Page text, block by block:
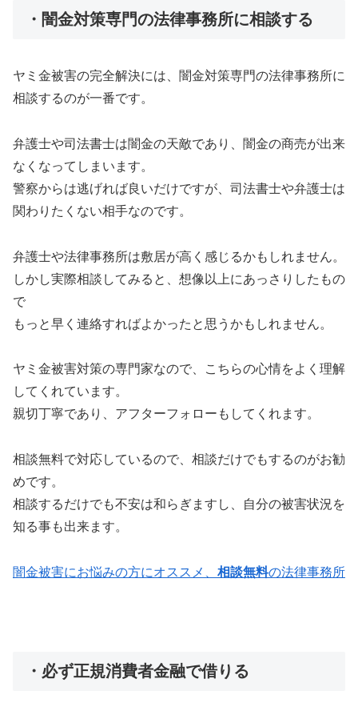
・闇金対策専門の法律事務所に相談する
ヤミ金被害の完全解決には、闇金対策専門の法律事務所に
相談するのが一番です。
弁護士や司法書士は闇金の天敵であり、闇金の商売が出来
なくなってしまいます。
警察からは逃げれば良いだけですが、司法書士や弁護士は
関わりたくない相手なのです。
弁護士や法律事務所は敷居が高く感じるかもしれません。
しかし実際相談してみると、想像以上にあっさりしたもの
で
もっと早く連絡すればよかったと思うかもしれません。
ヤミ金被害対策の専門家なので、こちらの心情をよく理解
してくれています。
親切丁寧であり、アフターフォローもしてくれます。
相談無料で対応しているので、相談だけでもするのがお勧
めです。
相談するだけでも不安は和らぎますし、自分の被害状況を
知る事も出来ます。
闇金被害にお悩みの方にオススメ、 相談無料の法律事務所
・必ず正規消費者金融で借りる